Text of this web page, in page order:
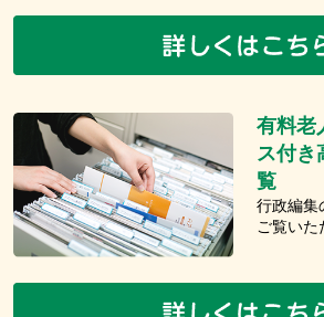
有料老
ス付き
覧
行政編集
ご覧いた